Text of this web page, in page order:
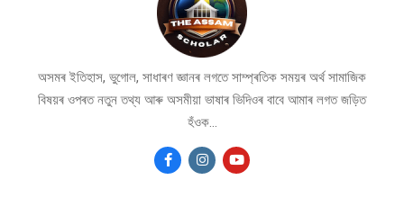
অসমৰ ইতিহাস, ভুগোল, সাধাৰণ জ্ঞানৰ লগতে সাম্প্ৰতিক সময়ৰ অৰ্থ সামাজিক
বিষয়ৰ ওপৰত নতুন তথ্য আৰু অসমীয়া ভাষাৰ ভিদিওৰ বাবে আমাৰ লগত জড়িত
হঁওক...